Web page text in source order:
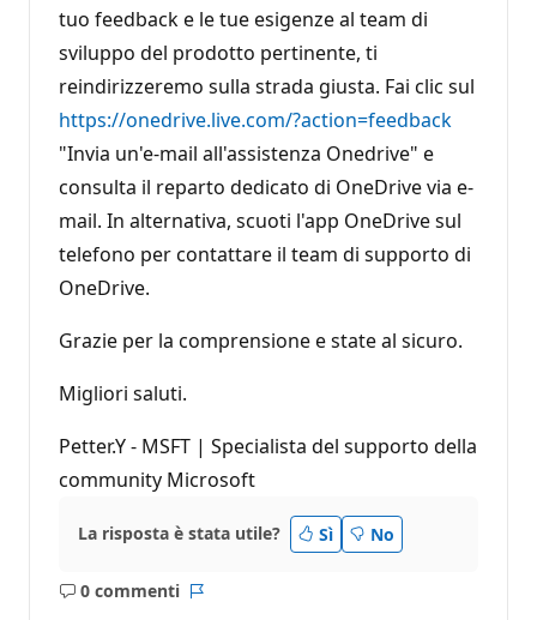
tuo feedback e le tue esigenze al team di
sviluppo del prodotto pertinente, ti
reindirizzeremo sulla strada giusta. Fai clic sul
https://onedrive.live.com/?action=feedback
"Invia un'e-mail all'assistenza Onedrive" e
consulta il reparto dedicato di OneDrive via e-
mail. In alternativa, scuoti l'app OneDrive sul
telefono per contattare il team di supporto di
OneDrive.
Grazie per la comprensione e state al sicuro.
Migliori saluti.
Petter.Y - MSFT | Specialista del supporto della
community Microsoft
La risposta è stata utile? Sì No
0 commenti
Nessun